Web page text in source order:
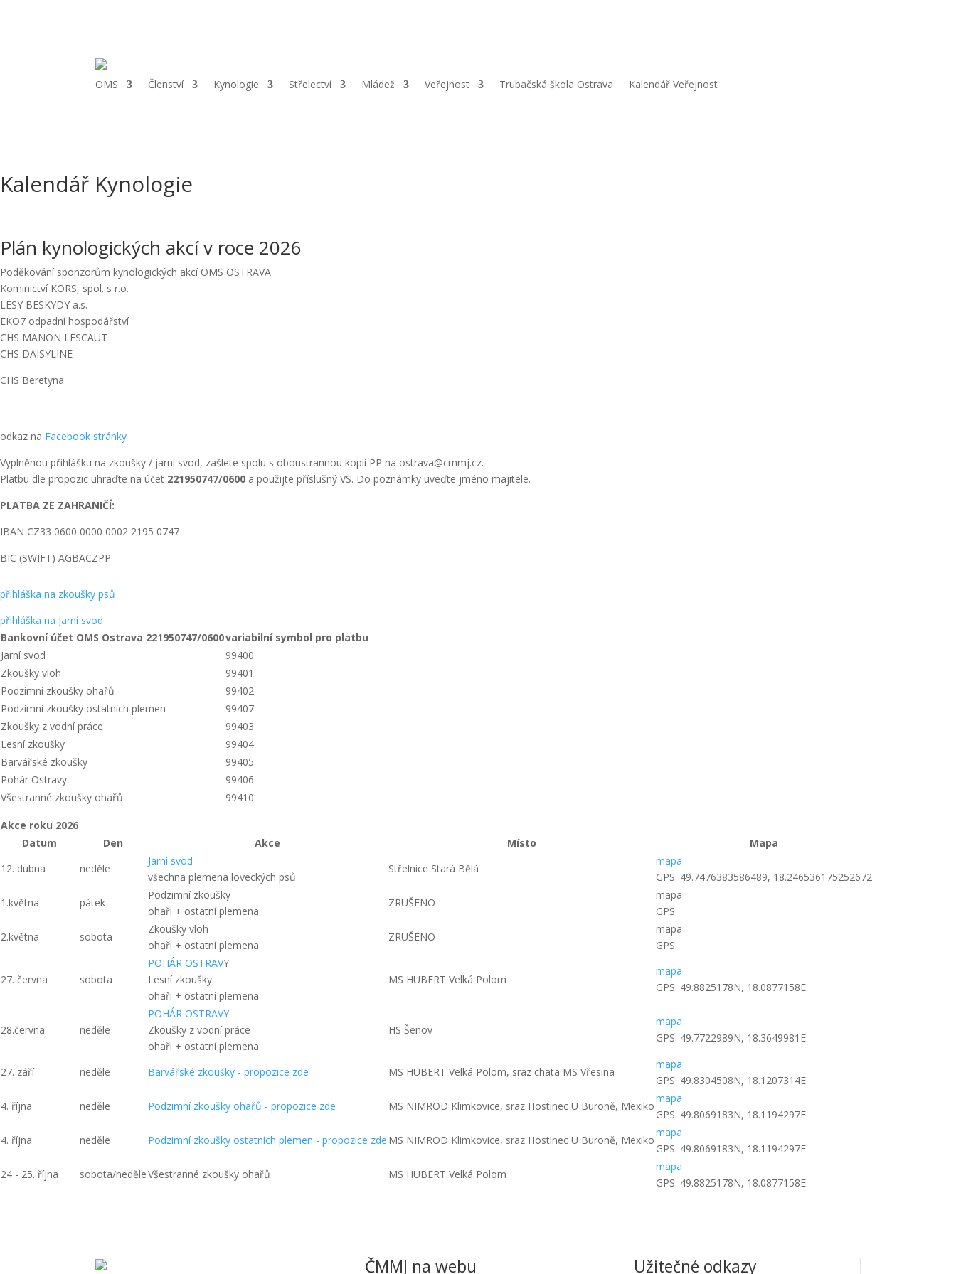
OMS Členství Kynologie Střelectví Mládež Veřejnost Trubačská škola Ostrava Kalendář Veřejnost
Kalendář Kynologie
Plán kynologických akcí v roce 2026
Poděkování sponzorům kynologických akcí OMS OSTRAVA
Kominictví KORS, spol. s r.o.
LESY BESKYDY a.s.
EKO7 odpadní hospodářství
CHS MANON LESCAUT
CHS DAISYLINE
CHS Beretyna
odkaz na Facebook stránky
Vyplněnou přihlášku na zkoušky / jarní svod, zašlete spolu s oboustrannou kopií PP na ostrava@cmmj.cz.
Platbu dle propozic uhraďte na účet 221950747/0600 a použijte příslušný VS. Do poznámky uveďte jméno majitele.
PLATBA ZE ZAHRANIČÍ:
IBAN CZ33 0600 0000 0002 2195 0747
BIC (SWIFT) AGBACZPP
přihláška na zkoušky psů
přihláška na Jarní svod
Bankovní účet OMS Ostrava 221950747/0600variabilní symbol pro platbu
Jarní svod
99400
Zkoušky vloh
99401
Podzimní zkoušky ohařů
99402
Podzimní zkoušky ostatních plemen
99407
Zkoušky z vodní práce
99403
Lesní zkoušky
99404
Barvářské zkoušky
99405
Pohár Ostravy
99406
Všestranné zkoušky ohařů
99410
Akce roku 2026
Datum
Den Akce Místo
Mapa
12. dubna
neděle
Jarnísvod
všechna plemena loveckých psů
Střelnice Stará Bělá
mapa
GPS: 49.7476383586489, 18.246536175252672
1.května
pátek
Podzimní zkoušky
ohaři + ostatní plemena
ZRUŠENO
mapa
GPS:
2.května
sobota
Zkoušky vloh
ohaři + ostatní plemena
ZRUŠENO
mapa
GPS:
27. června sobota
POHÁR OSTRAVY
Lesní zkoušky
ohaři + ostatní plemena
MS HUBERT Velká Polom
mapa
GPS: 49.8825178N, 18.0877158E
28.června neděle
POHÁR OSTRAVY
Zkoušky z vodní práce
ohaři + ostatní plemena
HS Šenov
mapa
GPS: 49.7722989N, 18.3649981E
27. září neděle Barvářské zkoušky - propozice zde MS HUBERT Velká Polom, sraz chata MS Vřesina
mapa
GPS: 49.8304508N, 18.1207314E
4. října
neděle Podzimní zkoušky ohařů - propozice zde MS NIMROD Klimkovice, sraz Hostinec U Buroně, Mexiko
mapa
GPS: 49.8069183N, 18.1194297E
4. října
neděle Podzimní zkoušky ostatních plemen - propozice zde MS NIMROD Klimkovice, sraz Hostinec U Buroně, Mexiko
mapa
GPS: 49.8069183N, 18.1194297E
24 - 25. října
sobota/neděleVšestranné zkoušky ohařů MS HUBERT Velká Polom
mapa
GPS: 49.8825178N, 18.0877158E
ČMMJ na webu Užitečné odkazy